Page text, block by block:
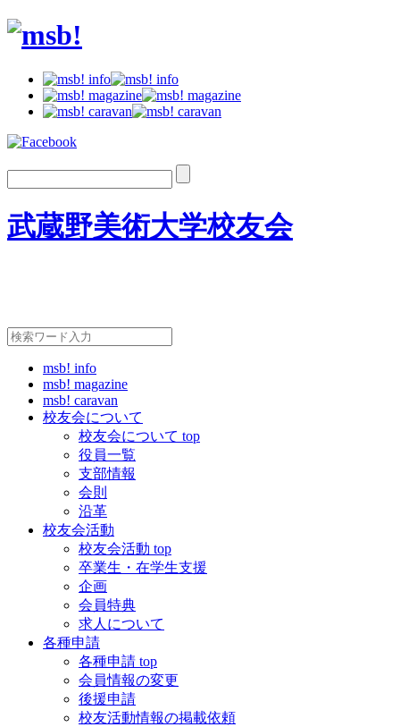
武蔵野美術大学校友会
msb! info
msb! magazine
msb! caravan
校友会について
校友会について top
役員一覧
支部情報
会則
沿革
校友会活動
校友会活動 top
卒業生・在学生支援
企画
会員特典
求人について
各種申請
各種申請 top
会員情報の変更
後援申請
校友活動情報の掲載依頼